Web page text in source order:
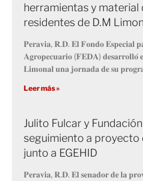
herramientas y material
residentes de D.M
𝐏𝐞𝐫𝐚𝐯𝐢𝐚, 𝐑.𝐃. 𝐄𝐥 𝐅𝐨𝐧𝐝𝐨 𝐄𝐬𝐩𝐞𝐜𝐢𝐚𝐥
𝐀𝐠𝐫𝐨𝐩𝐞𝐜𝐮𝐚𝐫𝐢𝐨 (𝐅𝐄𝐃𝐀) 𝐝𝐞𝐬𝐚𝐫𝐫𝐨𝐥𝐥𝐨́
𝐋𝐢𝐦𝐨𝐧𝐚𝐥 𝐮𝐧𝐚 𝐣𝐨𝐫𝐧𝐚𝐝𝐚 𝐝𝐞 𝐬𝐮
Leer más »
Julito Fulcar y
seguimiento a proyecto
junto a EGEHID
𝐏𝐞𝐫𝐚𝐯𝐢𝐚, 𝐑.𝐃. 𝐄𝐥 𝐬𝐞𝐧𝐚𝐝𝐨𝐫 𝐝𝐞 𝐥𝐚